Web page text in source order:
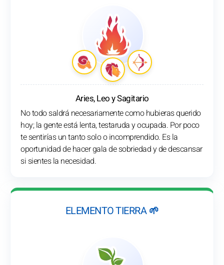
Aries, Leo y Sagitario
No todo saldrá necesariamente como hubieras querido
hoy; la gente está lenta, testaruda y ocupada. Por poco
te sentirías un tanto solo o incomprendido. Es la
oportunidad de hacer gala de sobriedad y de descansar
si sientes la necesidad.
ELEMENTO TIERRA 🌱